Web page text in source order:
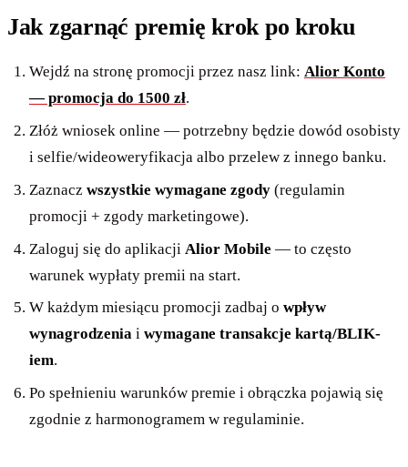
Jak zgarnąć premię krok po kroku
Wejdź na stronę promocji przez nasz link: Alior Konto
— promocja do 1500 zł.
Złóż wniosek online — potrzebny będzie dowód osobisty
i selfie/wideoweryfikacja albo przelew z innego banku.
Zaznacz wszystkie wymagane zgody (regulamin
promocji + zgody marketingowe).
Zaloguj się do aplikacji Alior Mobile — to często
warunek wypłaty premii na start.
W każdym miesiącu promocji zadbaj o wpływ
wynagrodzenia i wymagane transakcje kartą/BLIK-
iem.
Po spełnieniu warunków premie i obrączka pojawią się
zgodnie z harmonogramem w regulaminie.